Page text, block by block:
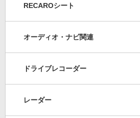
RECAROシート
オーディオ・ナビ関連
ドライブレコーダー
レーダー